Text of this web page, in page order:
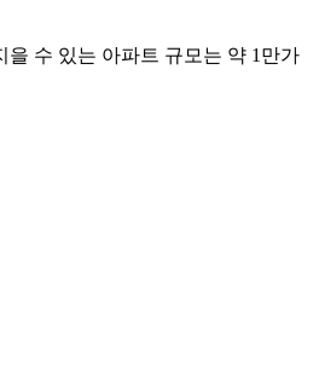
수 있는 아파트 규모는 약 1만가